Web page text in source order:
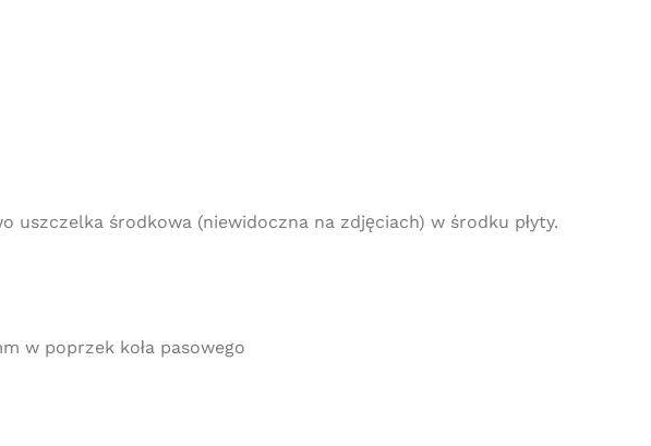
uszczelka środkowa (niewidoczna na zdjęciach) w środku płyty.
w poprzek koła pasowego